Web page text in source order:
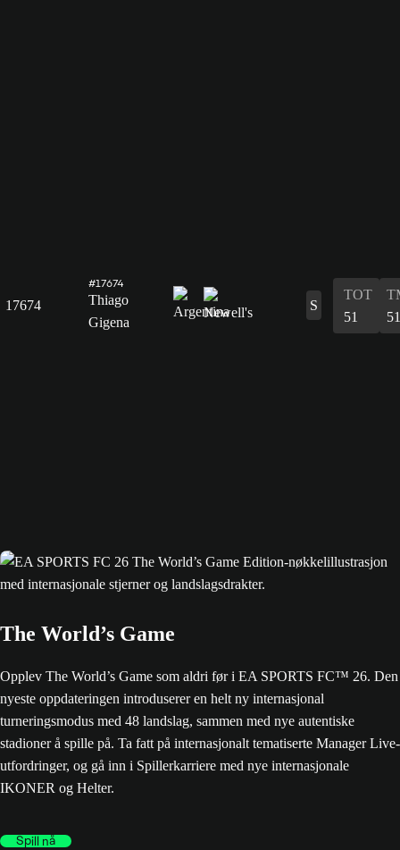
17674
#17674
Thiago
Gigena
S
TOT
51
51
The World’s Game
Opplev The World’s Game som aldri før i EA SPORTS FC™ 26. Den
nyeste oppdateringen introduserer en helt ny internasjonal
turneringsmodus med 48 landslag, sammen med nye autentiske
stadioner å spille på. Ta fatt på internasjonalt tematiserte Manager Live-
utfordringer, og gå inn i Spillerkarriere med nye internasjonale
IKONER og Helter.
Spill nå